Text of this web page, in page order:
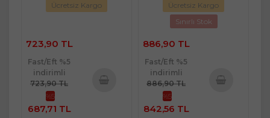
Ücretsiz Kargo
723,90 TL
Fast/Eft %5
indirimli
723,90 TL
%5
687,71 TL
Ücretsiz Kargo
Sınırlı Stok
886,90 TL
Fast/Eft %5
indirimli
886,90 TL
%5
842,56 TL